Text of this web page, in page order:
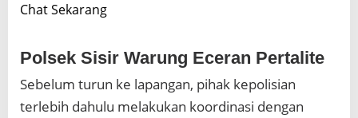
Chat Sekarang
Polsek Sisir Warung Eceran Pertalite
Sebelum turun ke lapangan, pihak kepolisian
terlebih dahulu melakukan koordinasi dengan